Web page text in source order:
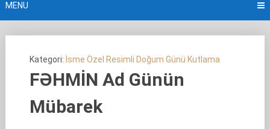
MENU
Kategori: İsme Özel Resimli Doğum Günü Kutlama
FƏHMİN Ad Günün
Mübarek